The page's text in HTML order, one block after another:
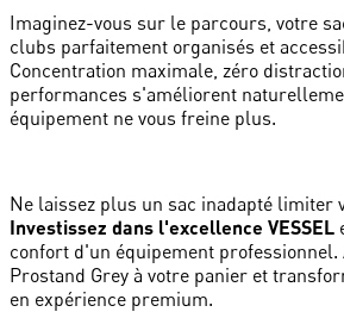
Imaginez-vous sur le parcours, votre
clubs parfaitement organisés et
Concentration maximale, zéro
performances s'améliorent
équipement ne vous freine plus.
Ne laissez plus un sac inadapté limiter
Investissez dans l'excellence VESSEL
confort d'un équipement professionnel.
Prostand Grey à votre panier et
en expérience premium.